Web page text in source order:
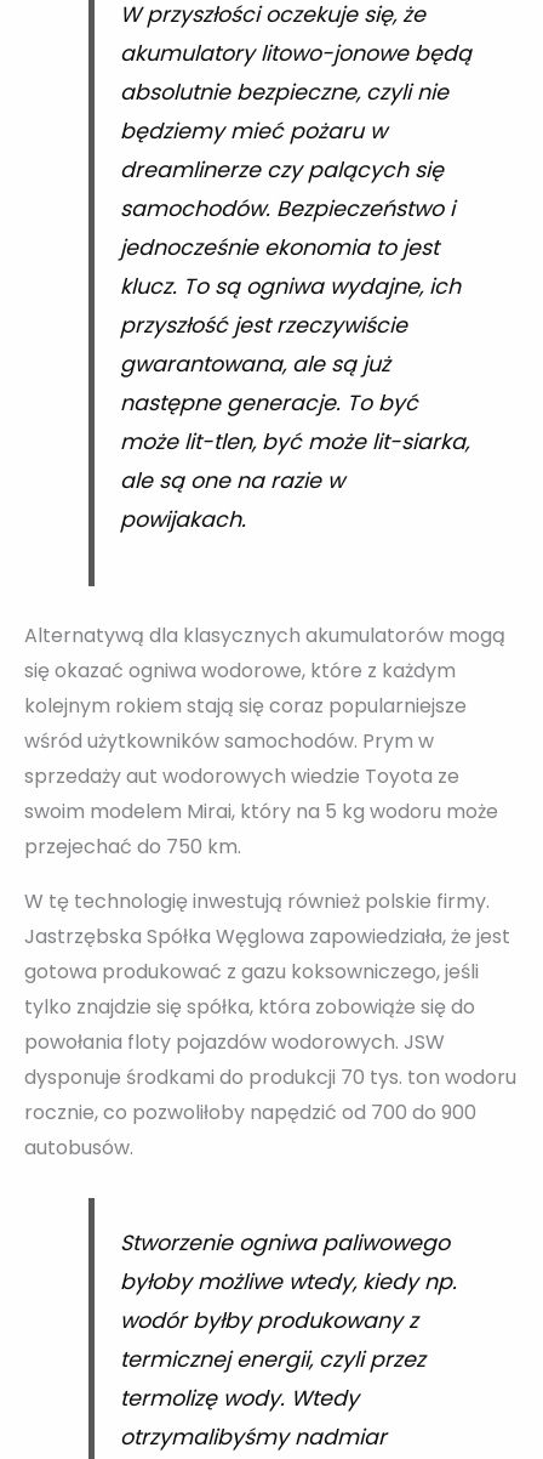
W przyszłości oczekuje się, że
akumulatory litowo-jonowe będą
absolutnie bezpieczne, czyli nie
będziemy mieć pożaru w
dreamlinerze czy palących się
samochodów. Bezpieczeństwo i
jednocześnie ekonomia to jest
klucz. To są ogniwa wydajne, ich
przyszłość jest rzeczywiście
gwarantowana, ale są już
następne generacje. To być
może lit-tlen, być może lit-siarka,
ale są one na razie w
powijakach.
Alternatywą dla klasycznych akumulatorów mogą
się okazać ogniwa wodorowe, które z każdym
kolejnym rokiem stają się coraz popularniejsze
wśród użytkowników samochodów. Prym w
sprzedaży aut wodorowych wiedzie Toyota ze
swoim modelem Mirai, który na 5 kg wodoru może
przejechać do 750 km.
W tę technologię inwestują również polskie firmy.
Jastrzębska Spółka Węglowa zapowiedziała, że jest
gotowa produkować z gazu koksowniczego, jeśli
tylko znajdzie się spółka, która zobowiąże się do
powołania floty pojazdów wodorowych. JSW
dysponuje środkami do produkcji 70 tys. ton wodoru
rocznie, co pozwoliłoby napędzić od 700 do 900
autobusów.
Stworzenie ogniwa paliwowego
byłoby możliwe wtedy, kiedy np.
wodór byłby produkowany z
termicznej energii, czyli przez
termolizę wody. Wtedy
otrzymalibyśmy nadmiar